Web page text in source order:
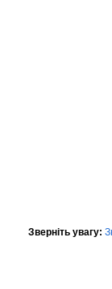
Зверніть увагу: